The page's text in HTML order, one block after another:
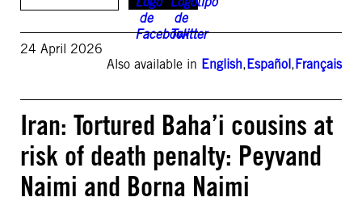
24 April 2026
Also available in English,Español,Français
Iran: Tortured Baha’i cousins at
risk of death penalty: Peyvand
Naimi and Borna Naimi